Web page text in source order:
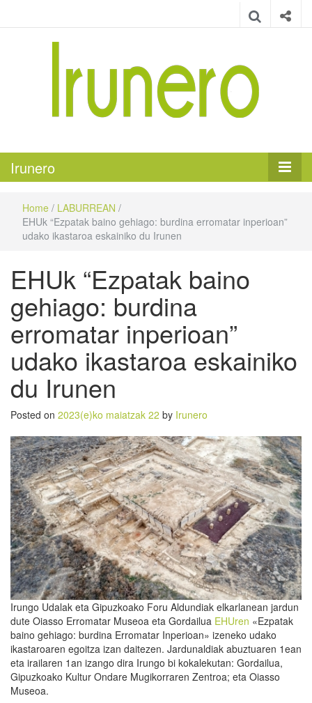
Irunero
Home / LABURREAN /
EHUk “Ezpatak baino gehiago: burdina erromatar inperioan”
udako ikastaroa eskainiko du Irunen
EHUk “Ezpatak baino
gehiago: burdina
erromatar inperioan”
udako ikastaroa eskainiko
du Irunen
Posted on 2023(e)ko maiatzak 22 by Irunero
Irungo Udalak eta Gipuzkoako Foru Aldundiak elkarlanean jardun
dute Oiasso Erromatar Museoa eta Gordailua EHUren «Ezpatak
baino gehiago: burdina Erromatar Inperioan» izeneko udako
ikastaroaren egoitza izan daitezen. Jardunaldiak abuztuaren 1ean
eta irailaren 1an izango dira Irungo bi kokalekutan: Gordailua,
Gipuzkoako Kultur Ondare Mugikorraren Zentroa; eta Oiasso
Museoa.